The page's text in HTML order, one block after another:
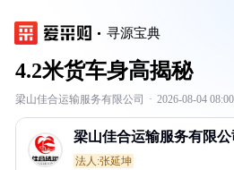
寻源宝典
4.2米货车身高揭秘
梁山佳合运输服务有限公司 · 2026-08-04
梁山佳合运输服务有限公
法人:张延坤